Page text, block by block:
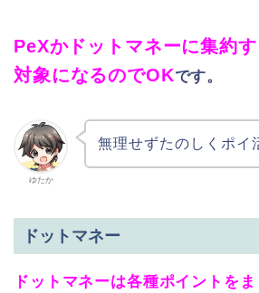
PeXかドットマネーに集約
対象になるのでOKです。
ゆたか
無理せずたのしくポイ
ドットマネー
ドットマネーは各種ポイントを